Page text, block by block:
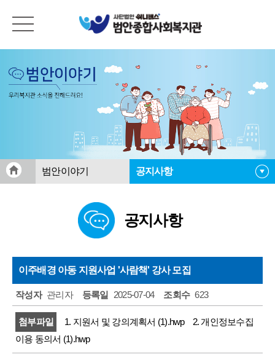
범안이야기 공지사항
범안활동게시판
자료실
주민소리함
공지사항
이주배경 아동 지원사업 '사람책' 강사 모집
작성자 관리자 등록일 2025-07-04 조회수 623
첨부파일 1. 지원서 및 강의계획서 (1).hwp
2. 개인정보수집
이용 동의서 (1).hwp